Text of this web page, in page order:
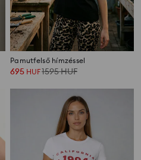
Pamutfelső hímzéssel
695 HUF1595HUF